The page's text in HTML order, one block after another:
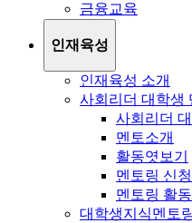
금융교육
인재육성
인재육성 소개
사회리더 대학생
사회리더
멘토소개
활동엿보기
멘토링 신청
멘토링 활동
대학생지식멘토